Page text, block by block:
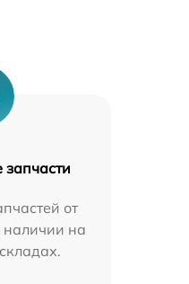
от
наличии на